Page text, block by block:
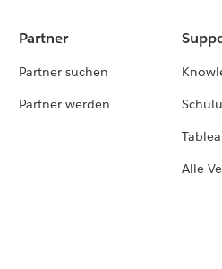
Partner
Partner suchen
Partner werden
Alle